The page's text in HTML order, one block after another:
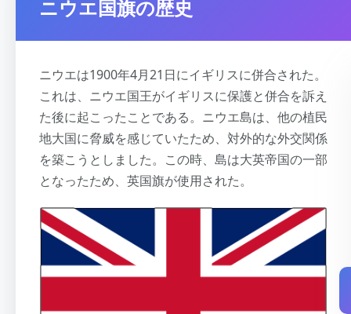
ニウエ国旗の歴史
ニウエは1900年4月21日にイギリスに併合された。
これは、ニウエ国王がイギリスに保護と併合を訴え
た後に起こったことである。ニウエ島は、他の植民
地大国に脅威を感じていたため、対外的な外交関係
を築こうとしました。この時、島は大英帝国の一部
となったため、英国旗が使用された。